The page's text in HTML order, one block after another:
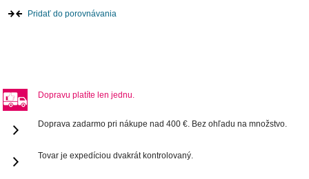
Pridať do porovnávania
Dopravu platíte len jednu.
Doprava zadarmo pri nákupe nad 400 €. Bez ohľadu na množstvo.
Tovar je expedíciou dvakrát kontrolovaný.